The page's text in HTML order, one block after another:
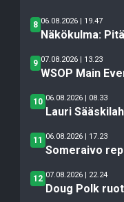
8 06.08.2026 | 19.47
Näkökulma:
9 07.08.2026 | 13.23
WSOP Main
10 06.08.2026 | 08.33
Lauri
11 06.08.2026 | 17.23
Someraivo
12 07.08.2026 | 22.24
Doug Polk